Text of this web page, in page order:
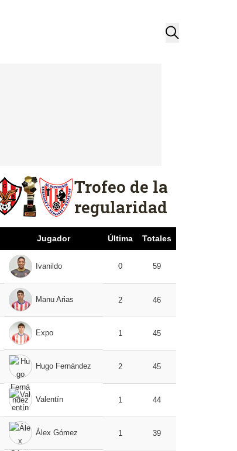
Trofeo de la
regularidad
Jugador Última Totales
Ivanildo 0 59
Manu Arias 2 46
Expo 1 45
Hugo Fernández 2 45
Valentín 1 44
Álex Gómez 1 39